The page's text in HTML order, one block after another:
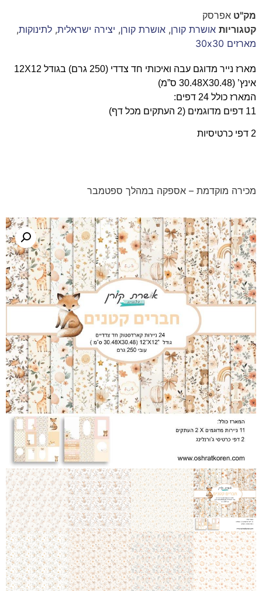
מק"ט אפרסק
קטגוריות אושרת קורן, אושרת קורן, יצירה ישראלית, לתינוקות,
מארזים 30x30
מארז נייר מדוגם עבה ואיכותי חד צדדי (250 גרם) בגודל 12X12
אינץ’ (30.48X30.48 ס”מ)
המארז כולל 24 דפים:
11 דפים מדוגמים (2 העתקים מכל דף)
2 דפי כרטיסיות
מכירה מוקדמת – אספקה במהלך ספטמבר